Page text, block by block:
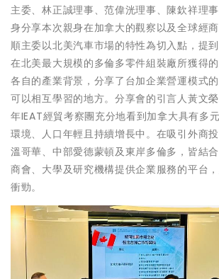
主委、林正誠理事、范偉洸理事、陳欽祥理
身分享本次親身在加拿大的觀察以及全球經
順主委以北美汽車市場的特性為切入點，提
在北美最大規模的多倫多零件組裝廠所獲得
各自的產業背景，分享了台加企業營運模式
可以相互學習的地方。分享會的引言人黃文
年IEAT經貿考察團充分地看到加拿大具有多
環境、人口年輕且持續增長中。在吸引外商
溫哥華、中部愛德蒙頓及東岸多倫多，皆結
商會、大學及研究機構提供企業服務的平台
衝勁。